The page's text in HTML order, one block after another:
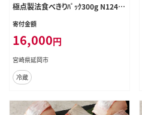
極点製法食べきりﾊﾟｯｸ300g N124-Y
ZA3304
寄付金額
16,000円
宮崎県延岡市
冷蔵